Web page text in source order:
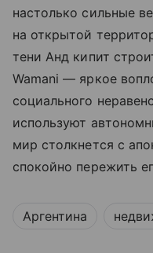
настолько сильные
на открытой
тени Анд кипит
Wamani — яркое
социального
используют
мир столкнется с
спокойно пережить
Аргентина